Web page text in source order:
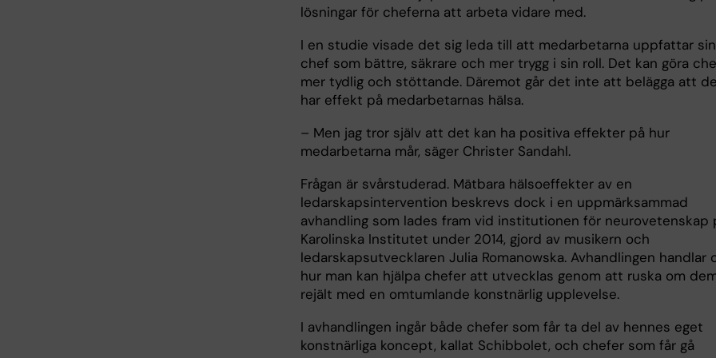
lösningar för cheferna att arbeta vidare med.
I en studie visade det sig leda till att medarbetarna uppfattar sin
chef som bättre, säkrare och mer trygg i sin roll. Det kan göra
mer tydlig och stöttande. Däremot går det inte att belägga att
har effekt på medarbetarnas hälsa.
– Men jag tror själv att det kan ha positiva effekter på hur
medarbetarna mår, säger Christer Sandahl.
Frågan är svårstuderad. Mätbara hälsoeffekter av en
ledarskapsintervention beskrevs dock i en uppmärksammad
avhandling som lades fram vid institutionen för neurovetenskap
Karolinska Institutet under 2014, gjord av musikern och
ledarskapsutvecklaren Julia Romanowska. Avhandlingen handlar
hur man kan hjälpa chefer att utvecklas genom att ruska om
rejält med en omtumlande konstnärlig upplevelse.
I avhandlingen ingår både chefer som får ta del av hennes eget
konstnärliga koncept, kallat Schibbolet, och chefer som får gå